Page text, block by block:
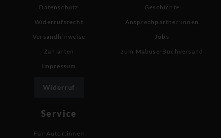
Datenschutz
Widerrufsrecht
Versandhinweise
Zahlarten
Impressum
Widerruf
Geschichte
Ansprechpartner:innen
Jobs
zum Mabuse-Buchversand
Service
Für Autor:innen